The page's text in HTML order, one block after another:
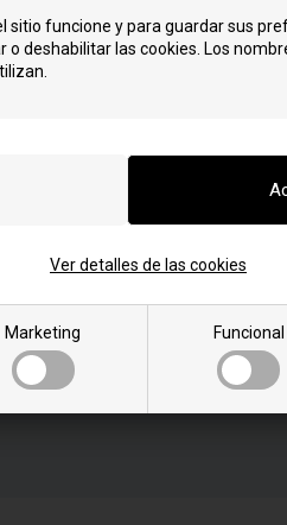
sitio funcione y para guardar sus
o deshabilitar las cookies. Los
Marketing Funcional
Ver detalles de las cookies
S
Stavanger 6
Stavanger 8
U